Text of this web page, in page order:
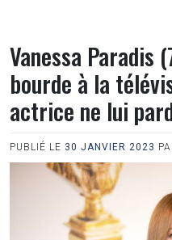
Vanessa Paradis
bourde à la
actrice ne lui
PUBLIÉ LE 30 JANVIER 2023